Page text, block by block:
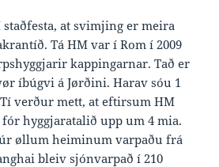
at svimjing er meira
Tá HM var í Rom í 2009
kappingarnar. Tað er
íbúgvi á Jørðini. Harav sóu 1
verður mett, at eftirsum HM
hyggjaratalið upp um 4 mia.
øllum heiminum varpaðu frá
bleiv sjónvarpað í 210